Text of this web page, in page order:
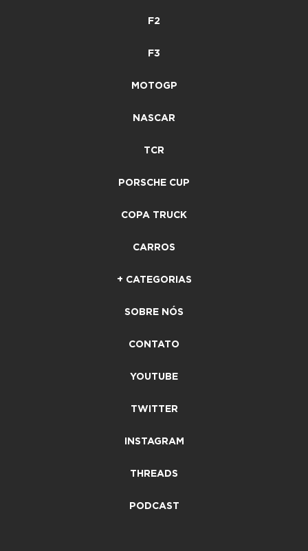
F2
F3
MOTOGP
NASCAR
TCR
PORSCHE CUP
COPA TRUCK
CARROS
+ CATEGORIAS
SOBRE NÓS
CONTATO
YOUTUBE
TWITTER
INSTAGRAM
THREADS
PODCAST